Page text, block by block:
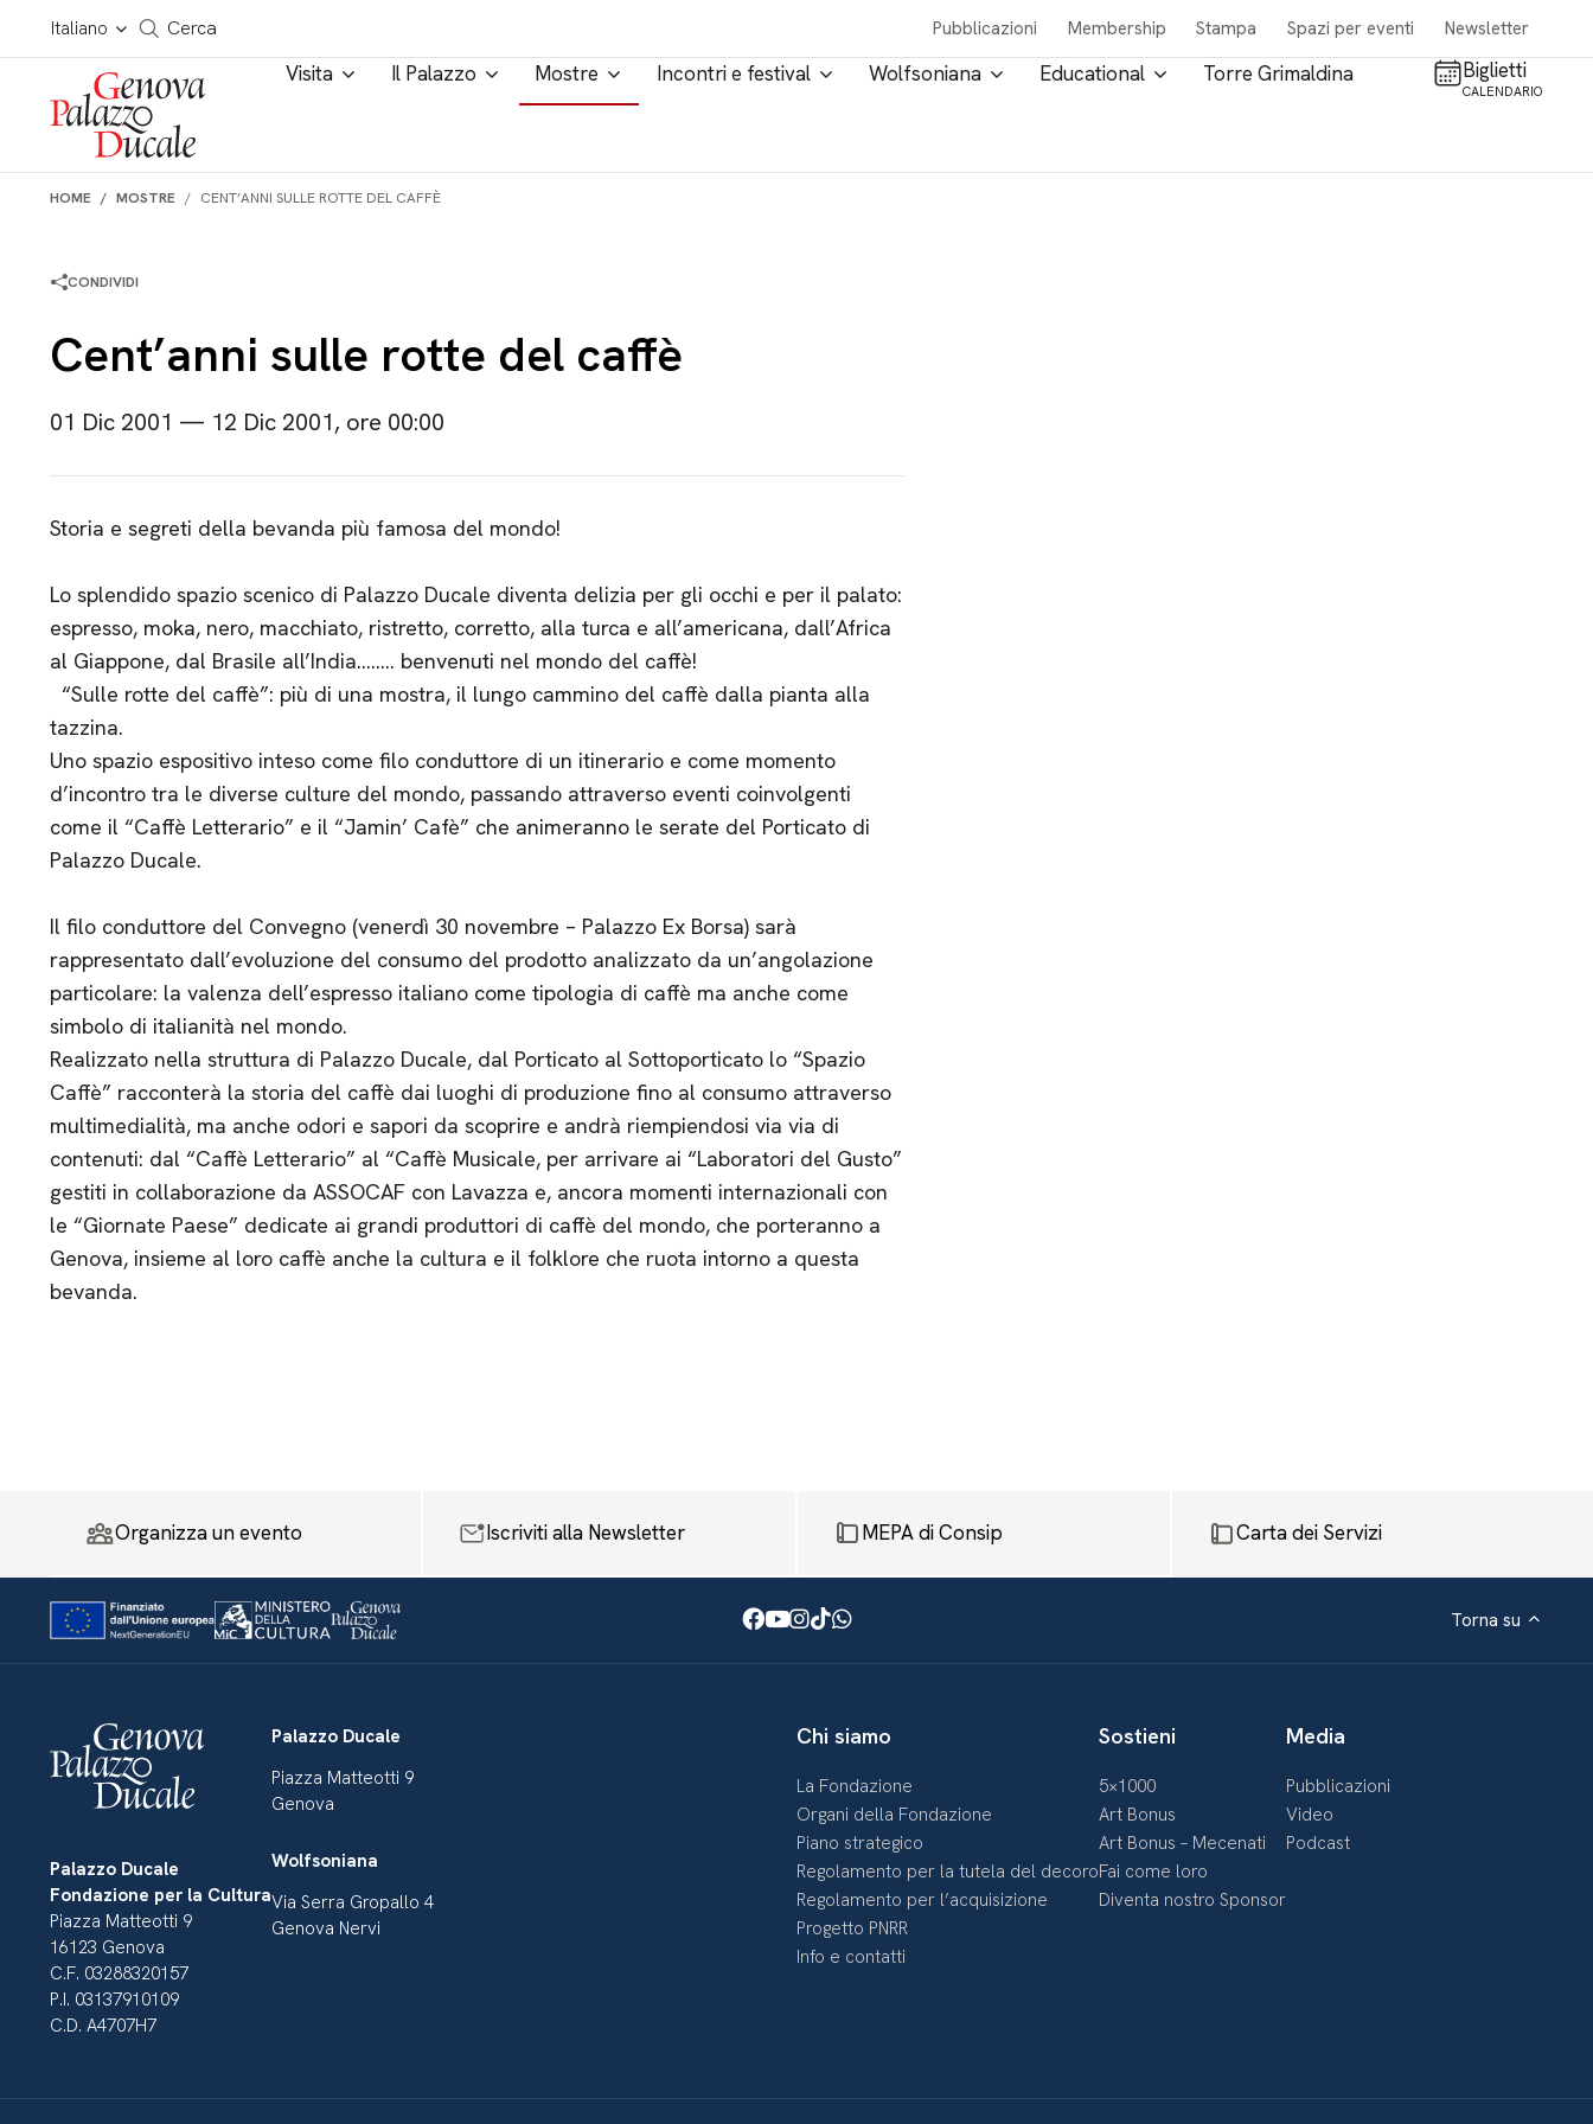
Salta al contenuto
Italiano
Cerca in tutto il sito
Cerca Pubblicazioni Membership Stampa Spazi per eventi Newsletter
Visita Il Palazzo Mostre Incontri e festival Wolfsoniana Educational Torre Grimaldina Biglietti
CALENDARIO
HOME MOSTRE CENT’ANNI SULLE ROTTE DEL CAFFÈ
CONDIVIDI
Cent’anni sulle rotte del caffè
01 Dic 2001 — 12 Dic 2001, ore 00:00
Storia e segreti della bevanda più famosa del mondo!
Lo splendido spazio scenico di Palazzo Ducale diventa delizia per gli occhi e per il palato:
espresso, moka, nero, macchiato, ristretto, corretto, alla turca e all’americana, dall’Africa
al Giappone, dal Brasile all’India…….. benvenuti nel mondo del caffè!
“Sulle rotte del caffè”: più di una mostra, il lungo cammino del caffè dalla pianta alla
tazzina.
Uno spazio espositivo inteso come filo conduttore di un itinerario e come momento
d’incontro tra le diverse culture del mondo, passando attraverso eventi coinvolgenti
come il “Caffè Letterario” e il “Jamin’ Cafè” che animeranno le serate del Porticato di
Palazzo Ducale.
Il filo conduttore del Convegno (venerdì 30 novembre – Palazzo Ex Borsa) sarà
rappresentato dall’evoluzione del consumo del prodotto analizzato da un’angolazione
particolare: la valenza dell’espresso italiano come tipologia di caffè ma anche come
simbolo di italianità nel mondo.
Realizzato nella struttura di Palazzo Ducale, dal Porticato al Sottoporticato lo “Spazio
Caffè” racconterà la storia del caffè dai luoghi di produzione fino al consumo attraverso
multimedialità, ma anche odori e sapori da scoprire e andrà riempiendosi via via di
contenuti: dal “Caffè Letterario” al “Caffè Musicale, per arrivare ai “Laboratori del Gusto”
gestiti in collaborazione da ASSOCAF con Lavazza e, ancora momenti internazionali con
le “Giornate Paese” dedicate ai grandi produttori di caffè del mondo, che porteranno a
Genova, insieme al loro caffè anche la cultura e il folklore che ruota intorno a questa
bevanda.
Organizza un evento Iscriviti alla Newsletter MEPA di Consip Carta dei Servizi
Facebook
Youtube
Instagram
TikTok
WhatsApp Torna su
Palazzo Ducale
Fondazione per la Cultura
Piazza Matteotti 9
16123 Genova
C.F. 03288320157
P.I. 03137910109
C.D. A4707H7
Palazzo Ducale
Piazza Matteotti 9
Genova
Wolfsoniana
Via Serra Gropallo 4
Genova Nervi
Chi siamo
La Fondazione
Organi della Fondazione
Piano strategico
Regolamento per la tutela del decoro
Regolamento per l’acquisizione
Progetto PNRR
Info e contatti
Sostieni
5×1000
Art Bonus
Art Bonus – Mecenati
Fai come loro
Diventa nostro Sponsor
Media
Pubblicazioni
Video
Podcast